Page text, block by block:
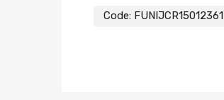
Code: FUNIJCR15012361